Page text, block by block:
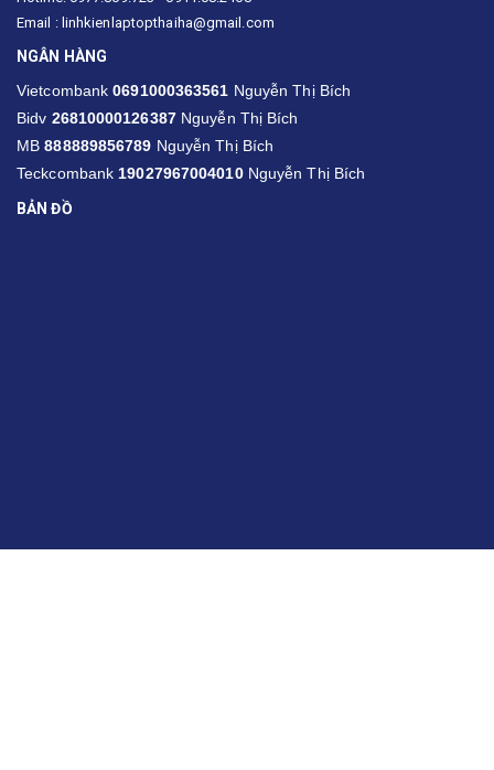
Email : linhkienlaptopthaiha@gmail.com
NGÂN HÀNG
Vietcombank0691000363561 Nguyễn Thị Bích
Bidv 26810000126387Nguyễn Thị Bích
MB888889856789 Nguyễn Thị Bích
Teckcombank19027967004010Nguyễn Thị Bích
BẢN ĐỒ